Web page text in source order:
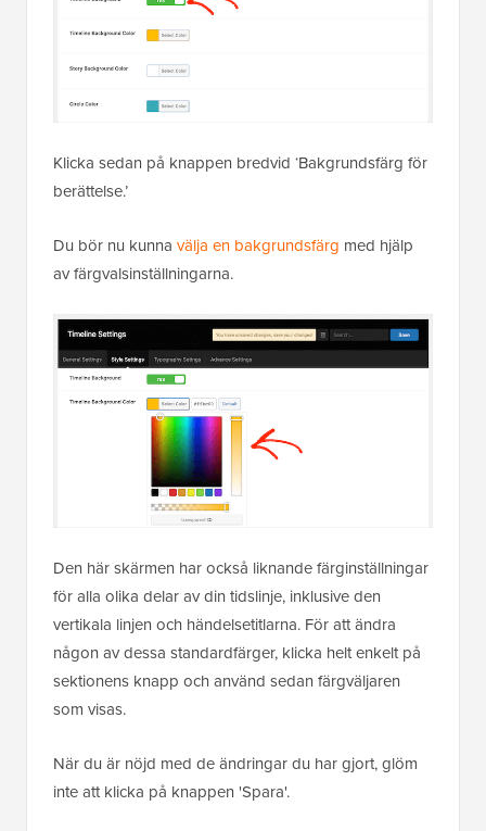
Klicka sedan på knappen bredvid ‘Bakgrundsfärg för
berättelse.’
Du bör nu kunna välja en bakgrundsfärg med hjälp
av färgvalsinställningarna.
Den här skärmen har också liknande färginställningar
för alla olika delar av din tidslinje, inklusive den
vertikala linjen och händelsetitlarna. För att ändra
någon av dessa standardfärger, klicka helt enkelt på
sektionens knapp och använd sedan färgväljaren
som visas.
När du är nöjd med de ändringar du har gjort, glöm
inte att klicka på knappen 'Spara'.